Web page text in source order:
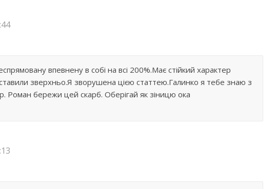
впевнену в собі на всі 200%.Має стійкий характер
зверхньо.Я зворушена цією статтею.Галинко я тебе знаю з
Роман бережи цей скарб. Оберігай як зіницю ока